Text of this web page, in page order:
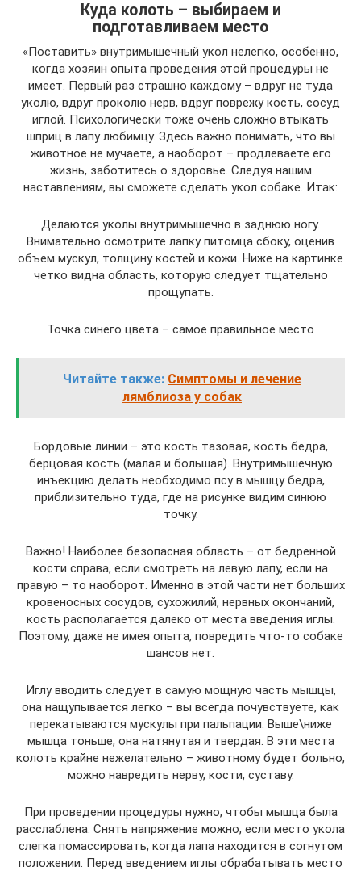
Куда колоть – выбираем и
подготавливаем место
«Поставить» внутримышечный укол нелегко, особенно,
когда хозяин опыта проведения этой процедуры не
имеет. Первый раз страшно каждому – вдруг не туда
уколю, вдруг проколю нерв, вдруг поврежу кость, сосуд
иглой. Психологически тоже очень сложно втыкать
шприц в лапу любимцу. Здесь важно понимать, что вы
животное не мучаете, а наоборот – продлеваете его
жизнь, заботитесь о здоровье. Следуя нашим
наставлениям, вы сможете сделать укол собаке. Итак:
Делаются уколы внутримышечно в заднюю ногу.
Внимательно осмотрите лапку питомца сбоку, оценив
объем мускул, толщину костей и кожи. Ниже на картинке
четко видна область, которую следует тщательно
прощупать.
Точка синего цвета – самое правильное место
Читайте также: Симптомы и лечение
лямблиоза у собак
Бордовые линии – это кость тазовая, кость бедра,
берцовая кость (малая и большая). Внутримышечную
инъекцию делать необходимо псу в мышцу бедра,
приблизительно туда, где на рисунке видим синюю
точку.
Важно! Наиболее безопасная область – от бедренной
кости справа, если смотреть на левую лапу, если на
правую – то наоборот. Именно в этой части нет больших
кровеносных сосудов, сухожилий, нервных окончаний,
кость располагается далеко от места введения иглы.
Поэтому, даже не имея опыта, повредить что-то собаке
шансов нет.
Иглу вводить следует в самую мощную часть мышцы,
она нащупывается легко – вы всегда почувствуете, как
перекатываются мускулы при пальпации. Выше\ниже
мышца тоньше, она натянутая и твердая. В эти места
колоть крайне нежелательно – животному будет больно,
можно навредить нерву, кости, суставу.
При проведении процедуры нужно, чтобы мышца была
расслаблена. Снять напряжение можно, если место укола
слегка помассировать, когда лапа находится в согнутом
положении. Перед введением иглы обрабатывать место